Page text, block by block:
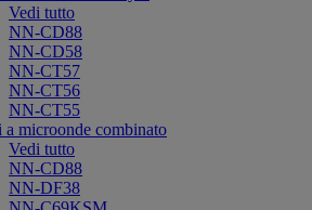
Vedi tutto
NN-CD88
NN-CD58
NN-CT57
NN-CT56
NN-CT55
a microonde combinato
Vedi tutto
NN-CD88
NN-DF38